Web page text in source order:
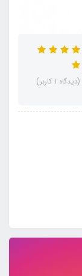
(دیدگاه 1 کاربر)